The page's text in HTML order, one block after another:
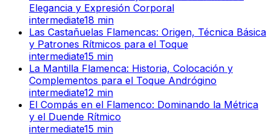
Elegancia y Expresión Corporal
intermediate18 min
Las Castañuelas Flamencas: Origen, Técnica Básica
y Patrones Rítmicos para el Toque
intermediate15 min
La Mantilla Flamenca: Historia, Colocación y
Complementos para el Toque Andrógino
intermediate12 min
El Compás en el Flamenco: Dominando la Métrica
y el Duende Rítmico
intermediate15 min